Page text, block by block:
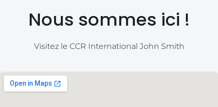
Nous sommes ici !
Visitez le CCR International John Smith